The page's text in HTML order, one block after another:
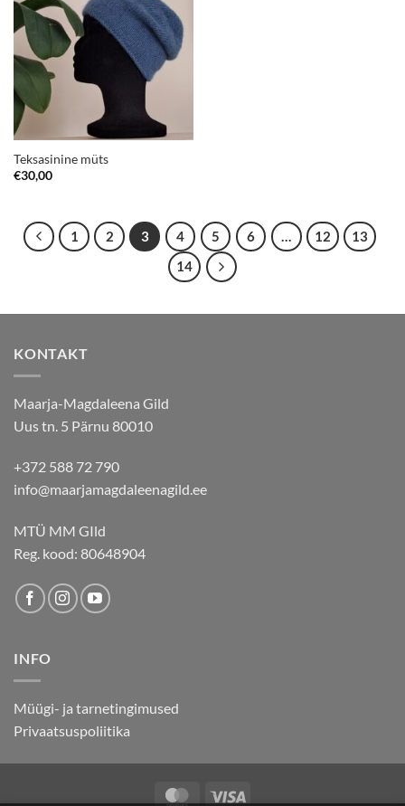
Teksasinine müts
€30,00
1 2 3 4 5 6 … 12
13
14
KONTAKT
Maarja-Magdaleena Gild
Uus tn. 5 Pärnu 80010
+372 588 72 790
info@maarjamagdaleenagild.ee
MTÜ MM GIld
Reg. kood: 80648904
INFO
Müügi- ja tarnetingimused
Privaatsuspoliitika
MasterCard